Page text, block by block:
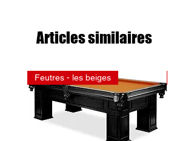
Articles similaires
Feutres - les beiges